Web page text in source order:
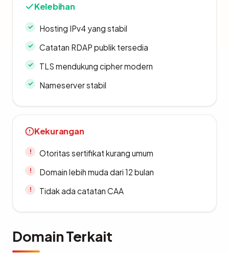
Kelebihan
Hosting IPv4 yang stabil
Catatan RDAP publik tersedia
TLS mendukung cipher modern
Nameserver stabil
Kekurangan
Otoritas sertifikat kurang umum
Domain lebih muda dari 12 bulan
Tidak ada catatan CAA
Domain Terkait